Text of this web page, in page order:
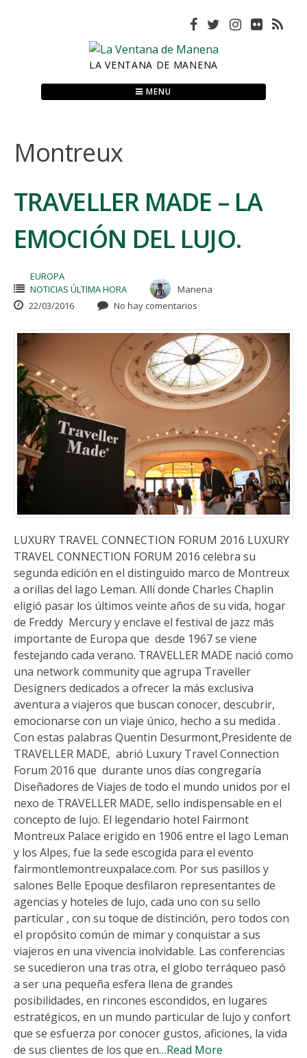
LA VENTANA DE MANENA
MENU
Montreux
TRAVELLER MADE – LA
EMOCIÓN DEL LUJO.
EUROPA
NOTICIAS ÚLTIMA HORA
Manena
22/03/2016
No hay comentarios
LUXURY TRAVEL CONNECTION FORUM 2016 LUXURY
TRAVEL CONNECTION FORUM 2016 celebra su
segunda edición en el distinguido marco de Montreux
a orillas del lago Leman. Allí donde Charles Chaplin
eligió pasar los últimos veinte años de su vida, hogar
de Freddy Mercury y enclave el festival de jazz más
importante de Europa que desde 1967 se viene
festejando cada verano. TRAVELLER MADE nació como
una network community que agrupa Traveller
Designers dedicados a ofrecer la más exclusiva
aventura a viajeros que buscan conocer, descubrir,
emocionarse con un viaje único, hecho a su medida .
Con estas palabras Quentin Desurmont,Presidente de
TRAVELLER MADE, abrió Luxury Travel Connection
Forum 2016 que durante unos días congregaría
Diseñadores de Viajes de todo el mundo unidos por el
nexo de TRAVELLER MADE, sello indispensable en el
concepto de lujo. El legendario hotel Fairmont
Montreux Palace erigido en 1906 entre el lago Leman
y los Alpes, fue la sede escogida para el evento
fairmontlemontreuxpalace.com. Por sus pasillos y
salones Belle Epoque desfilaron representantes de
agencias y hoteles de lujo, cada uno con su sello
particular , con su toque de distinción, pero todos con
el propósito común de mimar y conquistar a sus
viajeros en una vivencia inolvidable. Las conferencias
se sucedieron una tras otra, el globo terráqueo pasó
a ser una pequeña esfera llena de grandes
posibilidades, en rincones escondidos, en lugares
estratégicos, en un mundo particular de lujo y confort
que se esfuerza por conocer gustos, aficiones, la vida
de sus clientes de los que en…Read More